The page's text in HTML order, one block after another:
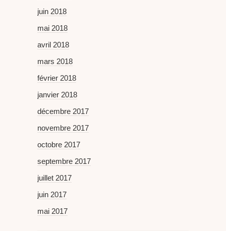
juin 2018
mai 2018
avril 2018
mars 2018
février 2018
janvier 2018
décembre 2017
novembre 2017
octobre 2017
septembre 2017
juillet 2017
juin 2017
mai 2017